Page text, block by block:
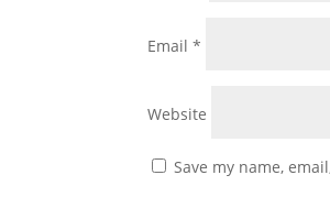
Email*
Website
Save my name,